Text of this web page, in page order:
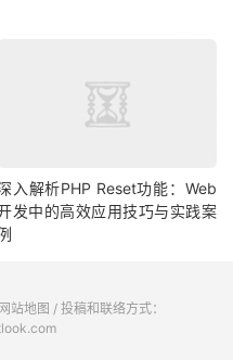
入解析PHP Reset功能：Web
发中的高效应用技巧与实践案
网站地图 / 投稿和联络方式：